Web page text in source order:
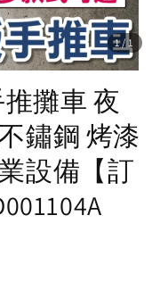
1/1
攤車 夜
鏽鋼 烤漆
設備【訂